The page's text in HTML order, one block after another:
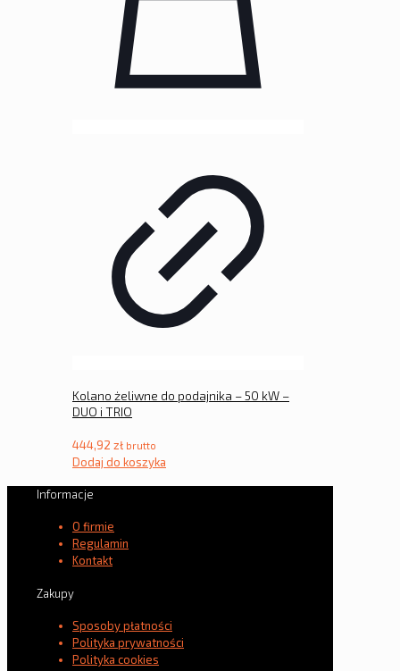
Kolano żeliwne do podajnika – 50 kW –
DUO i TRIO
444,92 zł brutto
Dodaj do koszyka
Informacje
O firmie
Regulamin
Kontakt
Zakupy
Sposoby płatności
Polityka prywatności
Polityka cookies